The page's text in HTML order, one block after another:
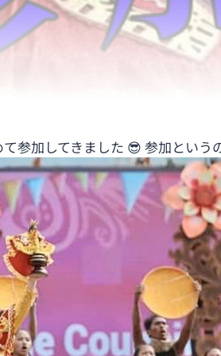
参加してきました 😎 参加という